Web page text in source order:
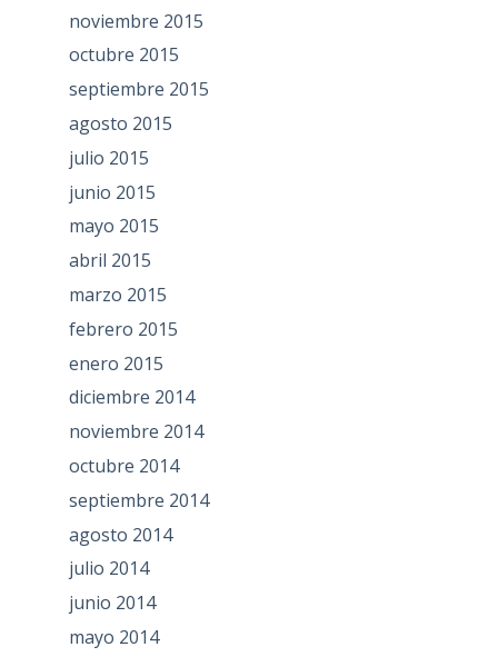
noviembre 2015
octubre 2015
septiembre 2015
agosto 2015
julio 2015
junio 2015
mayo 2015
abril 2015
marzo 2015
febrero 2015
enero 2015
diciembre 2014
noviembre 2014
octubre 2014
septiembre 2014
agosto 2014
julio 2014
junio 2014
mayo 2014